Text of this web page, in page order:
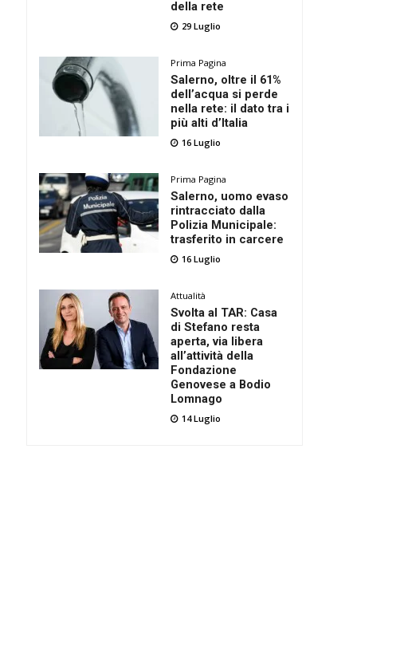
della rete
29 Luglio
Prima Pagina
Salerno, oltre il 61%
dell’acqua si perde
nella rete: il dato tra i
più alti d’Italia
16 Luglio
Prima Pagina
Salerno, uomo evaso
rintracciato dalla
Polizia Municipale:
trasferito in carcere
16 Luglio
Attualità
Svolta al TAR: Casa
di Stefano resta
aperta, via libera
all’attività della
Fondazione
Genovese a Bodio
Lomnago
14 Luglio